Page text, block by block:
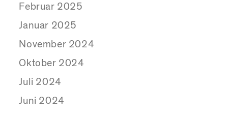
Februar 2025
Januar 2025
November 2024
Oktober 2024
Juli 2024
Juni 2024